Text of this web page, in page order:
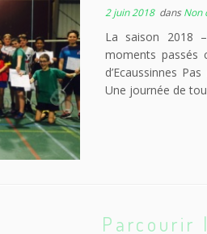
2 juin 2018dansNon
La saison 2018
moments passés
d’Ecaussinnes
Une journée de
Parcourir